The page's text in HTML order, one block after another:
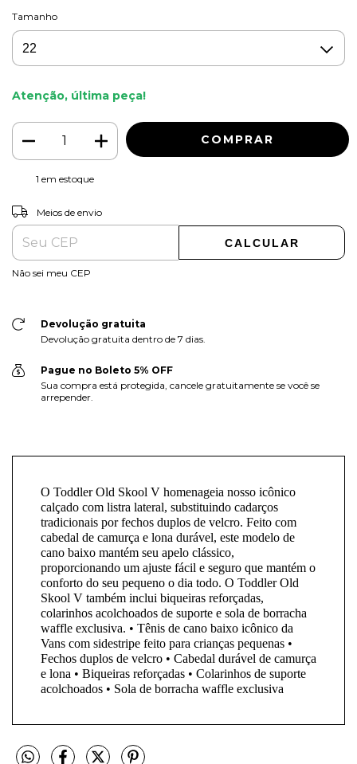
Tamanho
Atenção, última peça!
1 em estoque
Entregas para o CEP:
Meios de envio
CALCULAR
Não sei meu CEP
Devolução gratuita
Devolução gratuita dentro de 7 dias.
Pague no Boleto 5% OFF
Sua compra está protegida, cancele gratuitamente se você se
arrepender.
O Toddler Old Skool V homenageia nosso icônico
calçado com listra lateral, substituindo cadarços
tradicionais por fechos duplos de velcro. Feito com
cabedal de camurça e lona durável, este modelo de
cano baixo mantém seu apelo clássico,
proporcionando um ajuste fácil e seguro que mantém o
conforto do seu pequeno o dia todo. O Toddler Old
Skool V também inclui biqueiras reforçadas,
colarinhos acolchoados de suporte e sola de borracha
waffle exclusiva. • Tênis de cano baixo icônico da
Vans com sidestripe feito para crianças pequenas •
Fechos duplos de velcro • Cabedal durável de camurça
e lona • Biqueiras reforçadas • Colarinhos de suporte
acolchoados • Sola de borracha waffle exclusiva